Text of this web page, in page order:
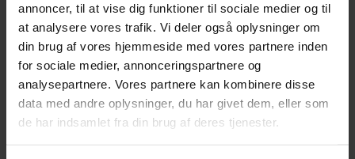
annoncer, til at vise dig funktioner til sociale medier og til
at analysere vores trafik. Vi deler også oplysninger om
din brug af vores hjemmeside med vores partnere inden
for sociale medier, annonceringspartnere og
analysepartnere. Vores partnere kan kombinere disse
data med andre oplysninger, du har givet dem, eller som
de har indsamlet fra din brug af deres tjenester.
Generator altid klargjort
Læs mere
BESKRIVELSE